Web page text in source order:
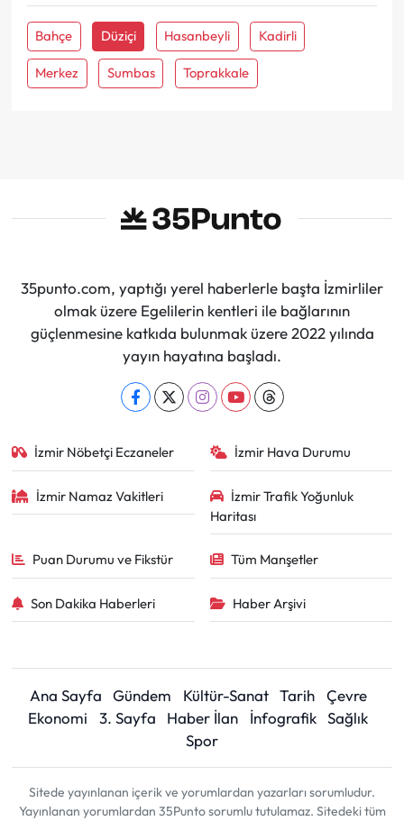
Bahçe Düziçi Hasanbeyli Kadirli
Merkez Sumbas Toprakkale
35punto.com, yaptığı yerel haberlerle başta İzmirliler
olmak üzere Egelilerin kentleri ile bağlarının
güçlenmesine katkıda bulunmak üzere 2022 yılında
yayın hayatına başladı.
İzmir Nöbetçi Eczaneler İzmir Hava Durumu
İzmir Namaz Vakitleri
İzmir Trafik Yoğunluk
Haritası
Puan Durumu ve Fikstür Tüm Manşetler
Son Dakika Haberleri Haber Arşivi
Ana Sayfa Gündem Kültür-Sanat Tarih
Çevre
Ekonomi
3. Sayfa Haber İlan İnfografik Sağlık
Spor
Sitede yayınlanan içerik ve yorumlardan yazarları sorumludur.
Yayınlanan yorumlardan 35Punto sorumlu tutulamaz. Sitedeki tüm